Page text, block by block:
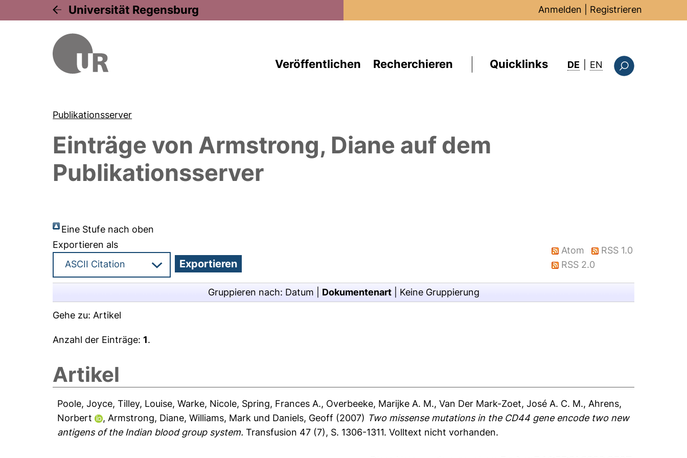
Universität Regensburg Anmelden Registrieren
Veröffentlichen Recherchieren Quicklinks DE EN : this page in
Publikationsserver
Einträge von Armstrong, Diane auf dem
Publikationsserver
Eine Stufe nach oben
Exportieren als
Atom
RSS 1.0
RSS 2.0
Gruppieren nach: Datum Dokumentenart| Keine Gruppierung
Gehe zu: Artikel
Anzahl der Einträge:1.
Artikel
Poole, Joyce,Tilley, Louise,Warke, Nicole, Spring, Frances A., Overbeeke, Marijke A. M.,Van Der Mark-Zoet, José A. C. M., Ahrens,
Norbert
, Armstrong, Diane,Williams, Mark und Daniels, Geoff (2007) Two missense mutations in the CD44 gene encode two new
antigens of the Indian blood group system. Transfusion 47 (7), S. 1306-1311.Volltext nicht vorhanden.